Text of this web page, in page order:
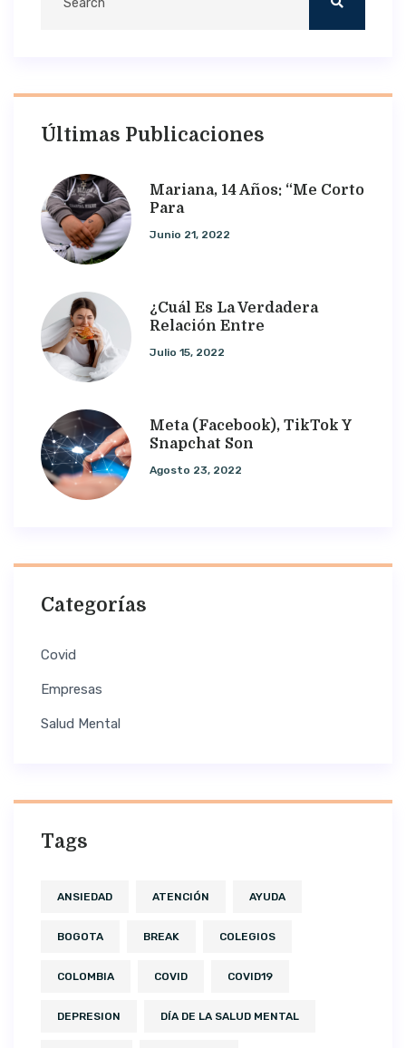
Últimas Publicaciones
Mariana, 14 Años: “Me Corto
Para
Junio 21, 2022
¿Cuál Es La Verdadera
Relación Entre
Julio 15, 2022
Meta (Facebook), TikTok Y
Snapchat Son
Agosto 23, 2022
Categorías
Covid
Empresas
Salud Mental
Tags
ANSIEDAD ATENCIÓN AYUDA
BOGOTA BREAK COLEGIOS
COLOMBIA COVID COVID19
DEPRESION DÍA DE LA SALUD MENTAL